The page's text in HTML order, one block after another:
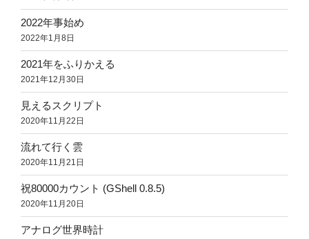
2022年事始め
2022年1月8日
2021年をふりかえる
2021年12月30日
見えるスクリプト
2020年11月22日
流れて行く雲
2020年11月21日
祝80000カウント (GShell 0.8.5)
2020年11月20日
アナログ世界時計